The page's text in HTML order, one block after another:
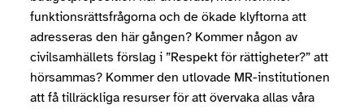
funktionsrättsfrågorna och de ökade klyftorna att
adresseras den här gången? Kommer någon av
civilsamhällets förslag i ”Respekt för rättigheter?” att
hörsammas? Kommer den utlovade MR-institutionen
att få tillräckliga resurser för att övervaka allas våra